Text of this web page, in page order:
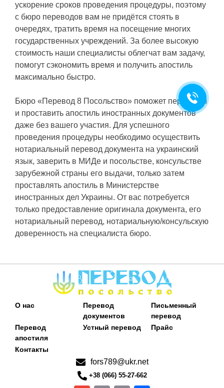
ускорение сроков проведения процедуры, поэтому
с бюро переводов вам не придётся стоять в
очередях, тратить время на посещение многих
государственных учреждений. За более высокую
стоимость наши специалисты облегчат вам задачу,
помогут сэкономить время и получить апостиль
максимально быстро.
Бюро «Перевод 8 Посольство» поможет перевести
и проставить апостиль иностранных документов
даже без вашего участия. Для успешного
проведения процедуры необходимо осуществить
нотариальный перевод документа на украинский
язык, заверить в МИДе и посольстве, консульстве
зарубежной страны его выдачи, только затем
проставлять апостиль в Министерстве
иностранных дел Украины. От вас потребуется
только предоставление оригинала документа, его
нотариальный перевод, нотариальную/консульскую
доверенность на специалиста бюро.
О нас
Перевод
документов
Письменный
перевод
Перевод
апостиля
Устный перевод Прайс
Контакты
fors789@ukr.net
+38 (066) 55-27-662